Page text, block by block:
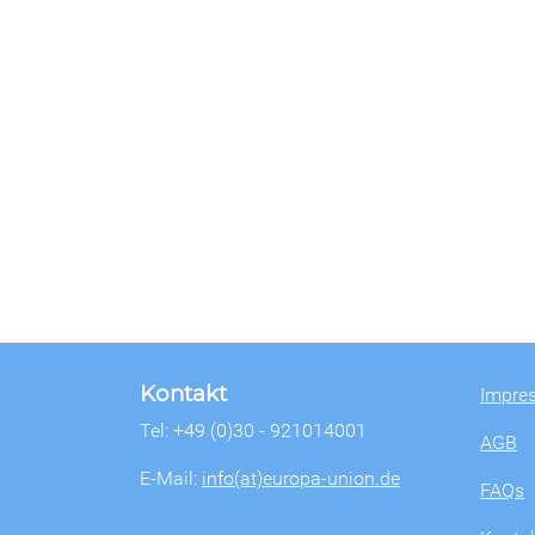
Kontakt
Tel: +49 (0)30 - 921014001
E-Mail: info(at)europa-union.de
AGB
FAQs